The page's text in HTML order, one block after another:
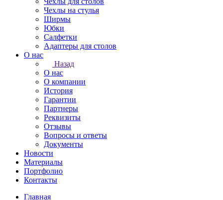
Чехлы на стулья
Ширмы
Юбки
Салфетки
Адаптеры для столов
О нас
Назад
О нас
О компании
История
Гарантии
Партнеры
Реквизиты
Отзывы
Вопросы и ответы
Документы
Новости
Материалы
Портфолио
Контакты
Главная